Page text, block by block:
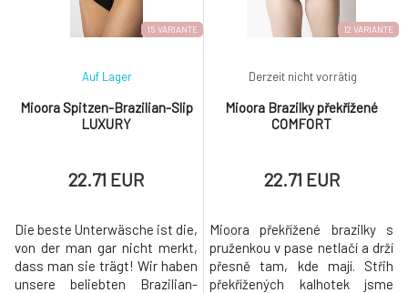
15 VARIANTE
Mioora Spitzen-Brazilian-Slip
LUXURY
Auf Lager
22.71 EUR
Die beste Unterwäsche ist die,
von der man gar nicht merkt,
dass man sie trägt! Wir haben
unsere beliebten Brazilian-
12 VARIANTE
Mioora Brazilky překřížené
COMFORT
Derzeit nicht vorrätig
22.71 EUR
Mioora překřížené brazilky s
pruženkou v pase netlačí a drží
přesně tam, kde mají. Střih
překřížených kalhotek jsme